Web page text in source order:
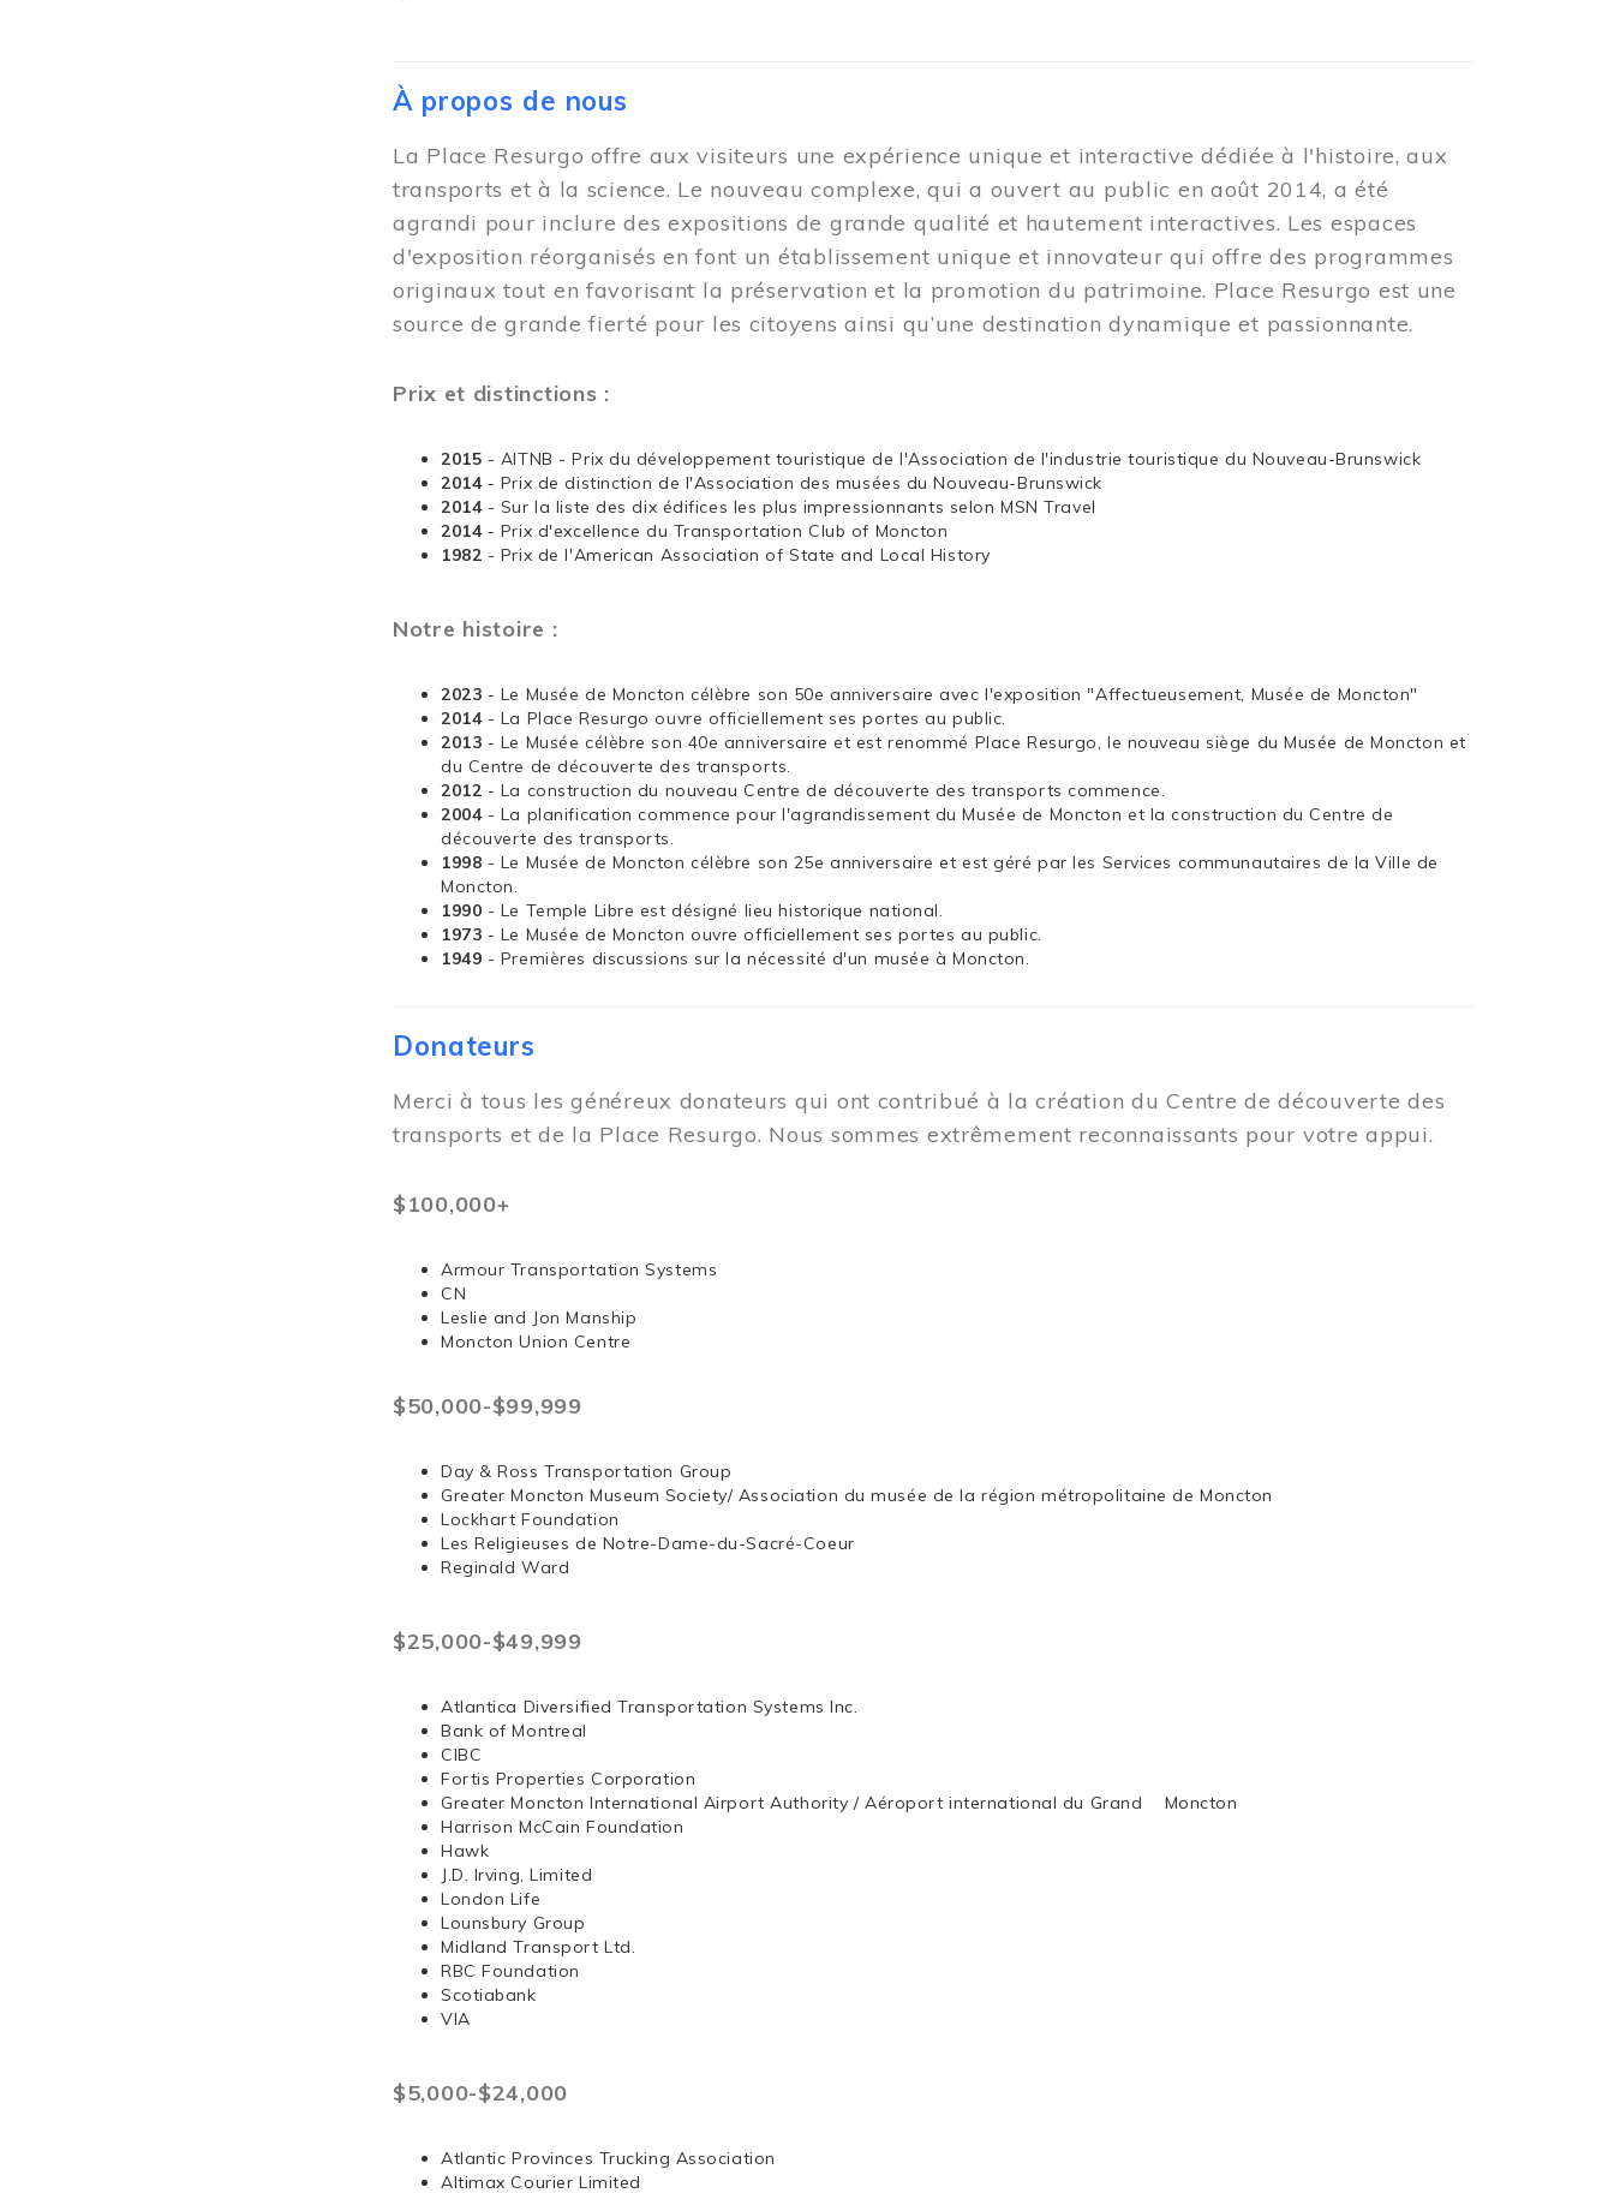
À propos de nous
La Place Resurgo offre aux visiteurs une expérience unique et interactive dédiée à l'histoire, aux
transports et à la science. Le nouveau complexe, qui a ouvert au public en août 2014, a été
agrandi pour inclure des expositions de grande qualité et hautement interactives. Les espaces
d'exposition réorganisés en font un établissement unique et innovateur qui offre des programmes
originaux tout en favorisant la préservation et la promotion du patrimoine. Place Resurgo est une
source de grande fierté pour les citoyens ainsi qu’une destination dynamique et passionnante.
Prix et distinctions :
2015 - AITNB - Prix du développement touristique de l'Association de l'industrie touristique du Nouveau-Brunswick
2014 - Prix de distinction de l'Association des musées du Nouveau-Brunswick
2014 - Sur la liste des dix édifices les plus impressionnants selon MSN Travel
2014 - Prix d'excellence du Transportation Club of Moncton
1982 - Prix de l'American Association of State and Local History
Notre histoire :
2023 - Le Musée de Moncton célèbre son 50e anniversaire avec l'exposition "Affectueusement, Musée de Moncton"
2014 - La Place Resurgo ouvre officiellement ses portes au public.
2013 - Le Musée célèbre son 40e anniversaire et est renommé Place Resurgo, le nouveau siège du Musée de Moncton et
du Centre de découverte des transports.
2012 - La construction du nouveau Centre de découverte des transports commence.
2004 - La planification commence pour l'agrandissement du Musée de Moncton et la construction du Centre de
découverte des transports.
1998 - Le Musée de Moncton célèbre son 25e anniversaire et est géré par les Services communautaires de la Ville de
Moncton.
1990 - Le Temple Libre est désigné lieu historique national.
1973 - Le Musée de Moncton ouvre officiellement ses portes au public.
1949 - Premières discussions sur la nécessité d'un musée à Moncton.
Donateurs
Merci à tous les généreux donateurs qui ont contribué à la création du Centre de découverte des
transports et de la Place Resurgo. Nous sommes extrêmement reconnaissants pour votre appui.
$100,000+
Armour Transportation Systems
CN
Leslie and Jon Manship
Moncton Union Centre
$50,000-$99,999
Day & Ross Transportation Group
Greater Moncton Museum Society/ Association du musée de la région métropolitaine de Moncton
Lockhart Foundation
Les Religieuses de Notre-Dame-du-Sacré-Coeur
Reginald Ward
$25,000-$49,999
Atlantica Diversified Transportation Systems Inc.
Bank of Montreal
CIBC
Fortis Properties Corporation
Greater Moncton International Airport Authority / Aéroport international du Grand Moncton
Harrison McCain Foundation
Hawk
J.D. Irving, Limited
London Life
Lounsbury Group
Midland Transport Ltd.
RBC Foundation
Scotiabank
VIA
$5,000-$24,000
Atlantic Provinces Trucking Association
Altimax Courier Limited